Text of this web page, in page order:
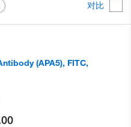
对比
(APA5), FITC,